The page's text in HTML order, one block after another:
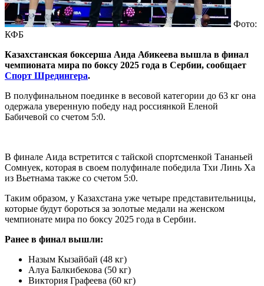
Фото:
КФБ
​Казахстанская боксерша Аида Абикеева вышла в финал
чемпионата мира по боксу 2025 года в Сербии, сообщает
Спорт Шредингера.
В полуфинальном поединке в весовой категории до 63 кг она
одержала уверенную победу над россиянкой Еленой
Бабичевой со счетом 5:0.
В финале Аида встретится с тайской спортсменкой Тананьей
Сомнуек, которая в своем полуфинале победила Тхи Линь Ха
из Вьетнама также со счетом 5:0.​
Таким образом, у Казахстана уже четыре представительницы,
которые будут бороться за золотые медали на женском
чемпионате мира по боксу 2025 года в Сербии.​
Ранее в финал вышли:​
Назым Кызайбай (48 кг)​
Алуа Балкибекова (50 кг)​
Виктория Графеева (60 кг)​